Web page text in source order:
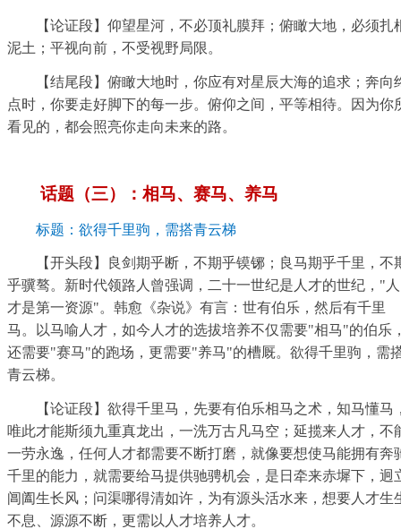
【论证段】仰望星河，不必顶礼膜拜；俯瞰大地，必须扎
泥土；平视向前，不受视野局限。
【结尾段】俯瞰大地时，你应有对星辰大海的追求；奔向
点时，你要走好脚下的每一步。俯仰之间，平等相待。因为你
看见的，都会照亮你走向未来的路。
话题（三）：相马、赛马、养马
标题：欲得千里驹，需搭青云梯
【开头段】良剑期乎断，不期乎镆铘；良马期乎千里，不
乎骥骜。新时代领路人曾强调，二十一世纪是人才的世纪，"人
才是第一资源"。韩愈《杂说》有言：世有伯乐，然后有千里
马。以马喻人才，如今人才的选拔培养不仅需要"相马"的伯乐
还需要"赛马"的跑场，更需要"养马"的槽厩。欲得千里驹，需
青云梯。
【论证段】欲得千里马，先要有伯乐相马之术，知马懂马
唯此才能斯须九重真龙出，一洗万古凡马空；延揽来人才，不
一劳永逸，任何人才都需要不断打磨，就像要想使马能拥有奔
千里的能力，就需要给马提供驰骋机会，是日牵来赤墀下，迥
阊阖生长风；问渠哪得清如许，为有源头活水来，想要人才生
不息、源源不断，更需以人才培养人才。